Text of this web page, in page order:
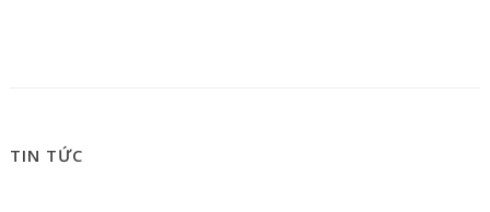
TIN TỨC